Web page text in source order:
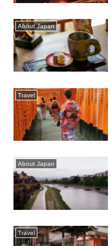
About Japan
Travel
About Japan
Travel